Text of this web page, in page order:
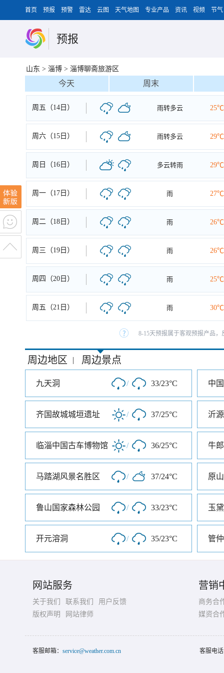
首页 预报 预警 雷达 云图 天气地图 专业产品 资讯 视频 节气
预报
山东 > 淄博 > 淄博聊斋旅游区
今天 周末
周五（14日） 雨转多云 25℃
周六（15日） 雨转多云 29℃
周日（16日） 多云转雨 29℃
周一（17日） 雨 27℃
周二（18日） 雨 26℃
周三（19日） 雨 26℃
周四（20日） 雨 25℃
周五（21日） 雨 30℃
8-15天预报属于客观预报产品
周边地区 | 周边景点
九天洞 / 33/23°C 中
齐国故城城垣遗址 / 37/25°C
临淄中国古车博物馆 / 36/25°C 牛
马踏湖风景名胜区 / 37/24°C 原
鲁山国家森林公园 / 33/23°C 玉
开元溶洞 / 35/23°C 管
网站服务
关于我们 联系我们
用户反馈
版权声明
网站律师
营销
商务合
媒资合
客服邮箱： service@weather.com.cn 客服电